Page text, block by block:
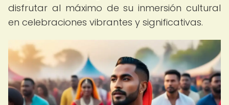
disfrutar al máximo de su inmersión cultural
en celebraciones vibrantes y significativas.